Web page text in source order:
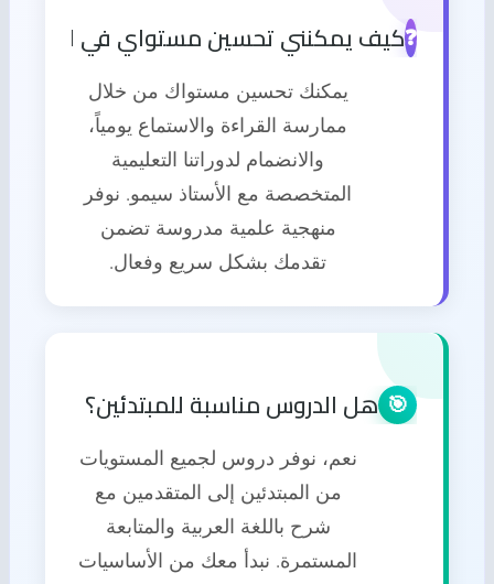
❓كيف يمكنني تحسين مستواي في اللغة
يمكنك تحسين مستواك من خلال
ممارسة القراءة والاستماع يومياً،
والانضمام لدوراتنا التعليمية
المتخصصة مع الأستاذ سيمو. نوفر
منهجية علمية مدروسة تضمن
تقدمك بشكل سريع وفعال.
🎯 هل الدروس مناسبة للمبتدئين؟
نعم، نوفر دروس لجميع المستويات
من المبتدئين إلى المتقدمين مع
شرح باللغة العربية والمتابعة
المستمرة. نبدأ معك من الأساسيات